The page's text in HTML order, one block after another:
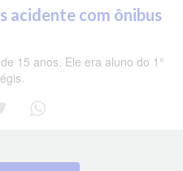
acidente com ônibus
15 anos. Ele era aluno do 1°